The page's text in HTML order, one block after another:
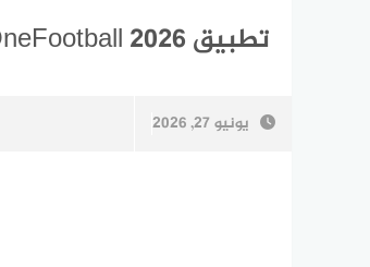
تطبيق OneFootball 2026 لمتابعة أخبار كرة القدم والنتائج المباشرة
يونيو 27, 2026